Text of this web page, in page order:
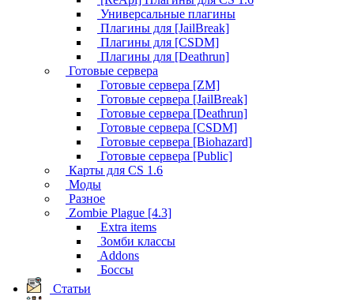
Универсальные плагины
Плагины для [JailBreak]
Плагины для [CSDM]
Плагины для [Deathrun]
Готовые сервера
Готовые сервера [ZM]
Готовые сервера [JailBreak]
Готовые сервера [Deathrun]
Готовые сервера [CSDM]
Готовые сервера [Biohazard]
Готовые сервера [Public]
Карты для CS 1.6
Моды
Разное
Zombie Plague [4.3]
Extra items
Зомби классы
Addons
Боссы
Статьи